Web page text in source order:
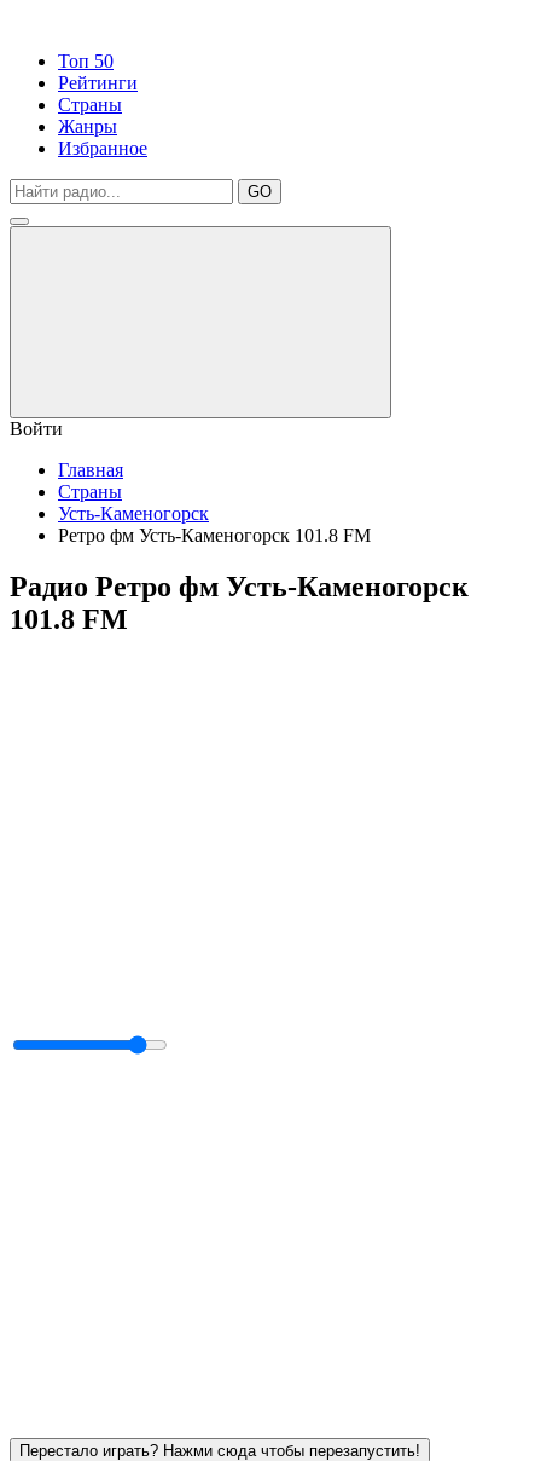
Топ 50
Рейтинги
Страны
Жанры
Избранное
GO
Войти
Главная
Страны
Усть-Каменогорск
Ретро фм Усть-Каменогорск 101.8 FM
Радио Ретро фм Усть-Каменогорск
101.8 FM
Перестало играть? Нажми сюда чтобы перезапустить!